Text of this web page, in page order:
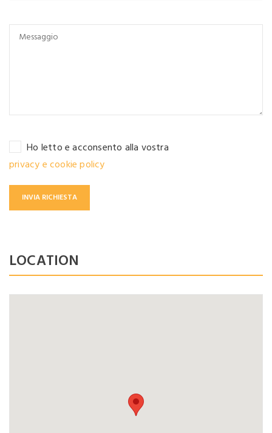
Ho letto e acconsento alla vostra
privacy e cookie policy
LOCATION